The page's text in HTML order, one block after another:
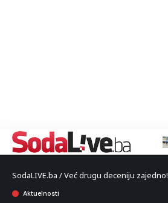
SodaLIVE.ba / Već drugu deceniju zajedno!
Aktuelnosti